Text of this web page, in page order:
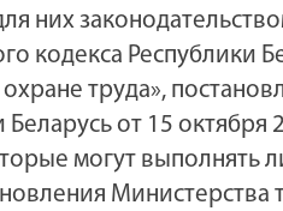
них
кодекса Республики
труда»,
от 15 октября
могут выполнять
Министерства